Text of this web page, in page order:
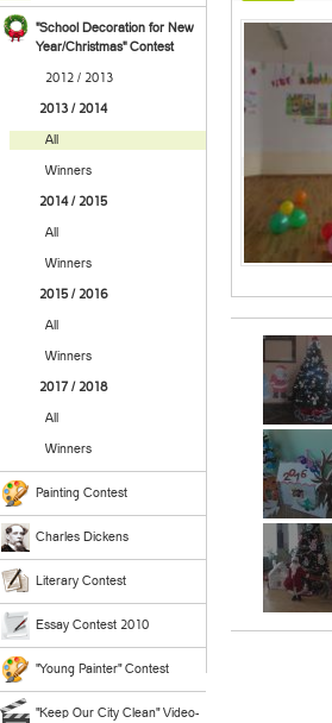
"School Decoration for New
Year/Christmas" Contest
2012 / 2013
2013 / 2014
All
Winners
2014 / 2015
All
Winners
2015 / 2016
All
Winners
2017 / 2018
All
Winners
Painting Contest
Charles Dickens
Literary Contest
Essay Contest 2010
"Young Painter" Contest
"Keep Our City Clean" Video-